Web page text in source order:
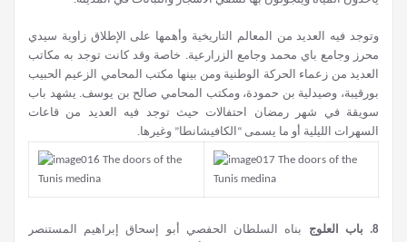
وتوجد فيه العديد من المعالم التاريخية وأهمها على الإطلاق زاوية سيدي
محرز وجامع باي محمد وجامع الزرارعية. خاصة وقد كانت توجد به مكاتب
العديد من زعماء الحركة الوطنية ومن بينها مكتب المحامي الزعيم الحبيب
بورقيبة، وصيدلية بن حمودة، ومكتب المحامي صالح بن يوسف. يشهد باب
سويقة في شهر رمضان احتفالات حيث توجد فيه العديد من قاعات
السهرات الليلية أو ما يسمى “الكافيشانطا” وغيرها.
8. باب العلوج
بناه السلطان الحفصي أبو إسحاق إبراهيم المستنصر